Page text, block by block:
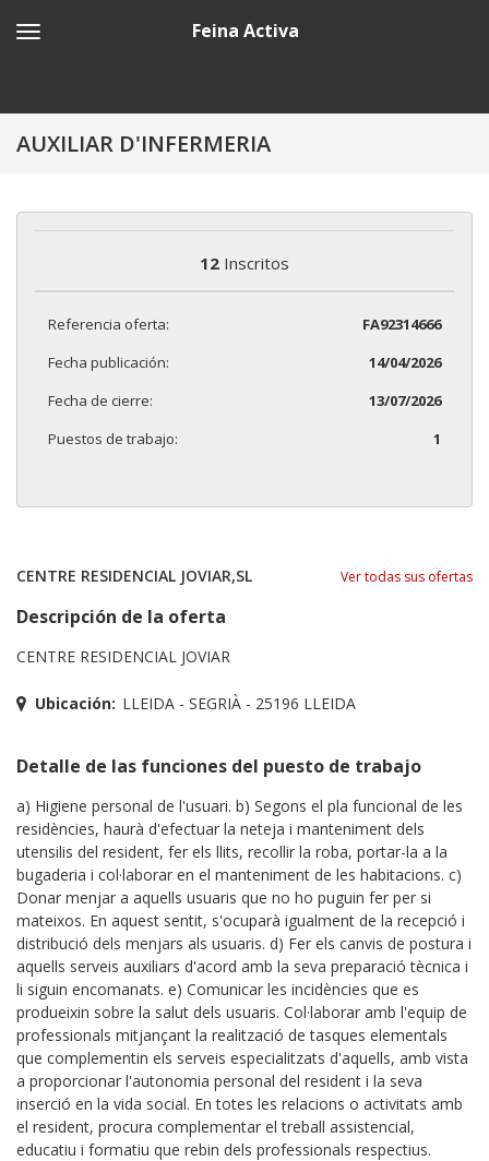
Feina Activa
AUXILIAR D'INFERMERIA
12 Inscritos
Referencia oferta:
FA92314666
Fecha publicación:
14/04/2026
Fecha de cierre:
13/07/2026
Puestos de trabajo:
1
CENTRE RESIDENCIAL JOVIAR,SL Ver todas sus ofertas
Descripción de la oferta
CENTRE RESIDENCIAL JOVIAR
Ubicación: LLEIDA - SEGRIÀ - 25196 LLEIDA
Detalle de las funciones del puesto de trabajo
a) Higiene personal de l'usuari. b) Segons el pla funcional de les
residències, haurà d'efectuar la neteja i manteniment dels
utensilis del resident, fer els llits, recollir la roba, portar-la a la
bugaderia i col·laborar en el manteniment de les habitacions. c)
Donar menjar a aquells usuaris que no ho puguin fer per si
mateixos. En aquest sentit, s'ocuparà igualment de la recepció i
distribució dels menjars als usuaris. d) Fer els canvis de postura i
aquells serveis auxiliars d'acord amb la seva preparació tècnica i
li siguin encomanats. e) Comunicar les incidències que es
produeixin sobre la salut dels usuaris. Col·laborar amb l'equip de
professionals mitjançant la realització de tasques elementals
que complementin els serveis especialitzats d'aquells, amb vista
a proporcionar l'autonomia personal del resident i la seva
inserció en la vida social. En totes les relacions o activitats amb
el resident, procura complementar el treball assistencial,
educatiu i formatiu que rebin dels professionals respectius.